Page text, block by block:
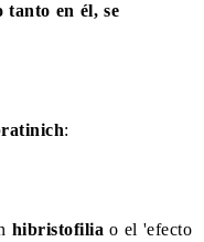
tanto en él, se
:
hibristofilia o el 'efecto